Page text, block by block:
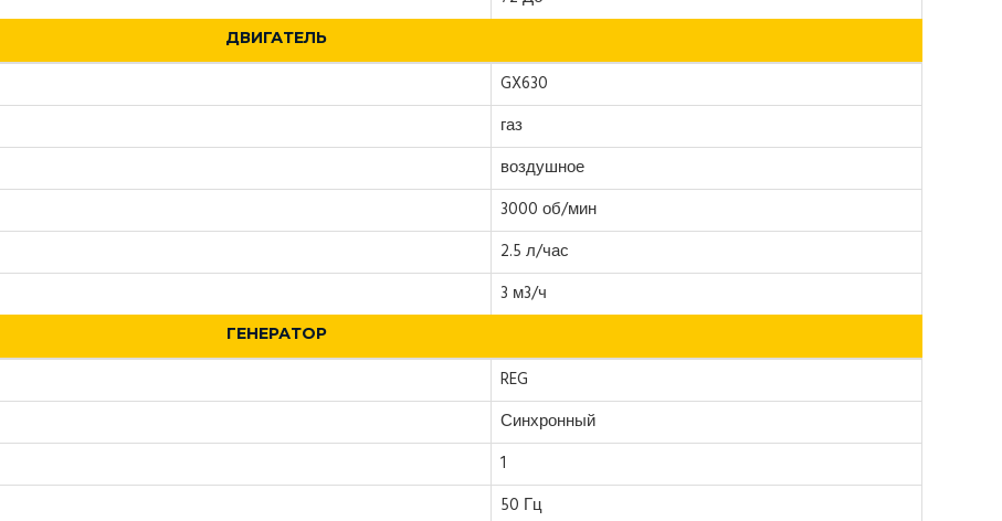
ДВИГАТЕЛЬ
GX630
газ
воздушное
3000 об/мин
2.5 л/час
3 м3/ч
ГЕНЕРАТОР
REG
Синхронный
1
50 Гц